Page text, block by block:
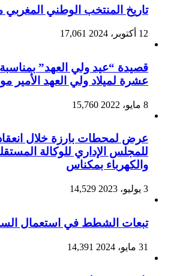
تاريخ المنتخب الوطني المغربي
12 أكتوبر، 2024 17,061
قصيدة “عيد ولي العهد”
عشرة لميلاد ولي العهد الأمير
8 مايو، 2022 15,760
عرض لمحطات بارزة خلال انعقاد
للمجلس الإداري للوكالة
والكهرباء بمكناس
3 يوليو، 2023 14,529
تبعات الشطط في استعمال
31 مايو، 2024 14,391